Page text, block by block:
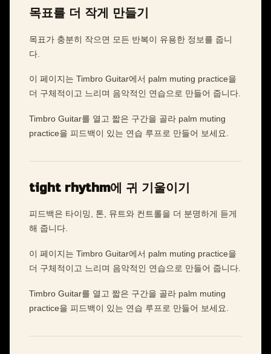
목표를 더 작게 만들기
목표가 충분히 작으면 모든 반복이 유용한 정보를 줍니
다.
이 페이지는 Timbro Guitar에서 palm muting practice을
더 구체적이고 느리며 음악적인 연습으로 만들어 줍니다.
Timbro Guitar를 열고 짧은 구간을 골라 palm muting
practice을 피드백이 있는 연습 루프로 만들어 보세요.
tight rhythm에 귀 기울이기
피드백은 타이밍, 톤, 뮤트와 컨트롤을 더 분명하게 듣게
해 줍니다.
이 페이지는 Timbro Guitar에서 palm muting practice을
더 구체적이고 느리며 음악적인 연습으로 만들어 줍니다.
Timbro Guitar를 열고 짧은 구간을 골라 palm muting
practice을 피드백이 있는 연습 루프로 만들어 보세요.